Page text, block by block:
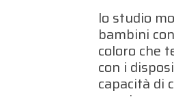
lo studio
bambini
coloro che
con i
capacità di